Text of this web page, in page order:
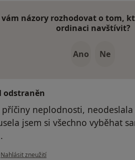
názory rozhodovat o tom,
ordinaci navštívit?
Ano Ne
odstraněn
neplodnosti,
jsem si všechno vyběhat
podle názoru uživatele Váš účet byl odstraněn
Nahlásit zneužití